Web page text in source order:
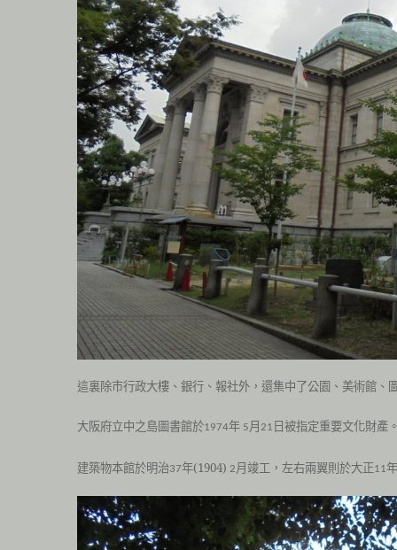
這裏除市行政大樓、銀行、報社外，還集中了公園、美術館、
大阪府立中之島圖書館於1974年 5月21 日被指定重要文化財產
建築物本館於明治37年(1904) 2月竣工，左右兩翼則於大正11